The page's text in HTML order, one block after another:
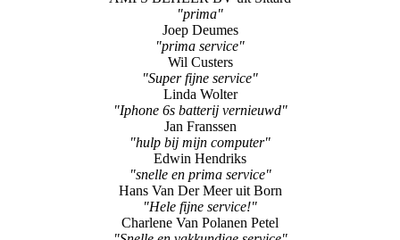
Wil Custers
"Super fijne service"
Linda Wolter
"Iphone 6s batterij vernieuwd"
Jan Franssen
"hulp bij mijn computer"
Edwin Hendriks
"snelle en prima service"
Hans Van Der Meer uit Born
"Hele fijne service!"
Charlene Van Polanen Petel
"Snelle en vakkundige service"
Paul Teeuwen uit SWALMEN
"Goede en correcte service"
Arthur Rooden uit Sittard